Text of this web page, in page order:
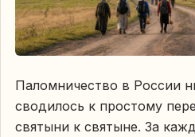
Паломничество в России
сводилось к простому
святыни к святыне. За